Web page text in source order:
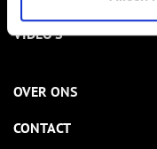
VIDEO’S
OVER ONS
CONTACT